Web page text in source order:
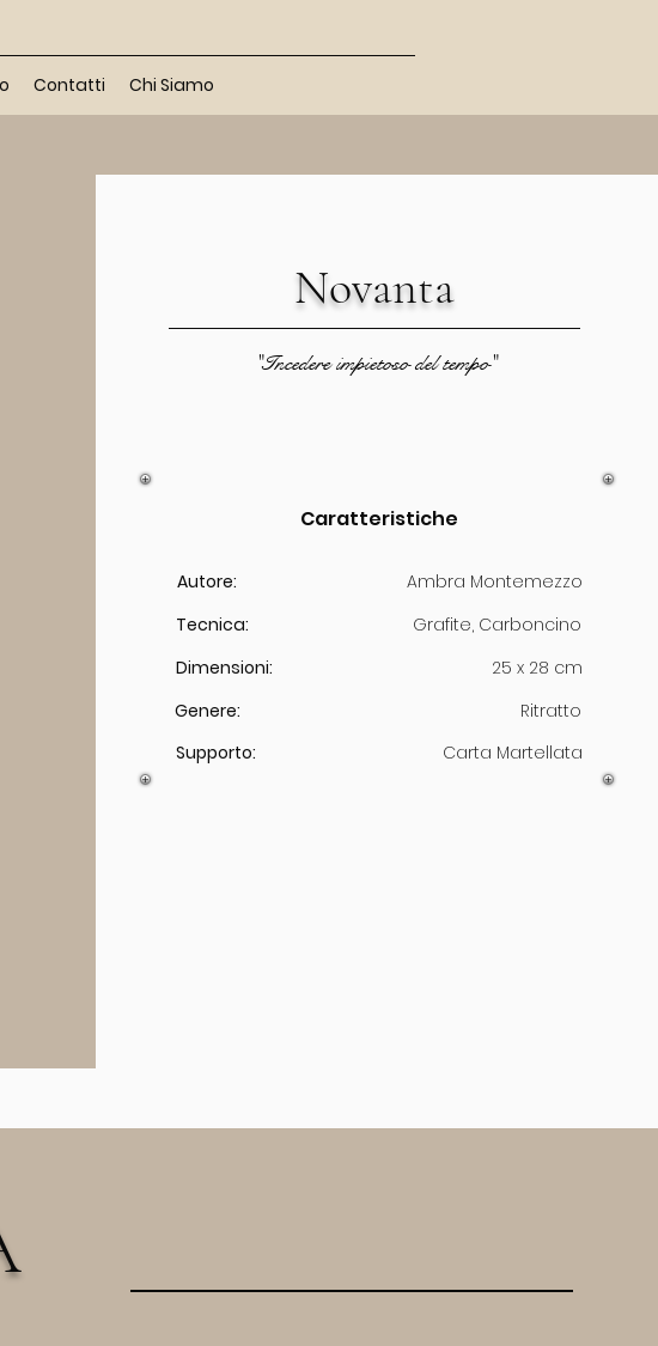
Contatti Chi Siamo
Novanta
"Incedere impietoso del tempo"
Caratteristiche
Autore:
Ambra Montemezzo
Grafite, Carboncino
Tecnica:
25 x 28 cm
Dimensioni:
Genere:
Supporto:
Ritratto
Carta Martellata